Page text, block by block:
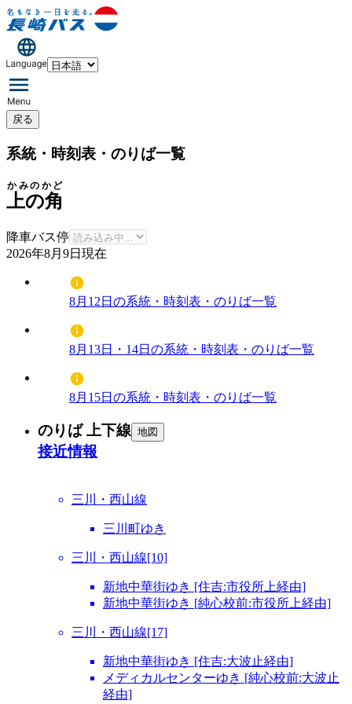
戻る
系統・時刻表・のりば一覧
上の角
かみのかど
降車バス停
2026年8月9日 現在
8月12日の系統・時刻表・のりば一覧
8月13日・14日の系統・時刻表・のりば一覧
8月15日の系統・時刻表・のりば一覧
のりば 上下線 地図
接近情報
三川・西山線
三川町ゆき
三川・西山線[10]
新地中華街ゆき [住吉:市役所上経由]
新地中華街ゆき [純心校前:市役所上経由]
三川・西山線[17]
新地中華街ゆき [住吉:大波止経由]
メディカルセンターゆき [純心校前:大波止
経由]